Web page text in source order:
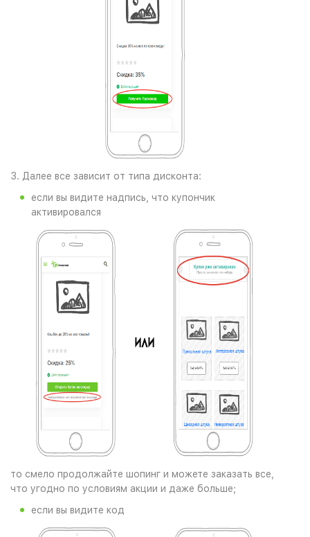
3. Далее все зависит от типа дисконта:
если вы видите надпись, что купончик
активировался
то смело продолжайте шопинг и можете заказать все,
что угодно по условиям акции и даже больше;
если вы видите код